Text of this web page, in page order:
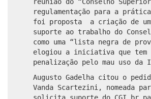
regulamentação para a
foi proposta a criação de
suporte ao trabalho do
como uma “lista negra de
elogiou a iniciativa que
penalização pelo mau uso da
Augusto Gadelha citou o
Vanda Scartezini, nomeada
solicita suporte do CGI.br